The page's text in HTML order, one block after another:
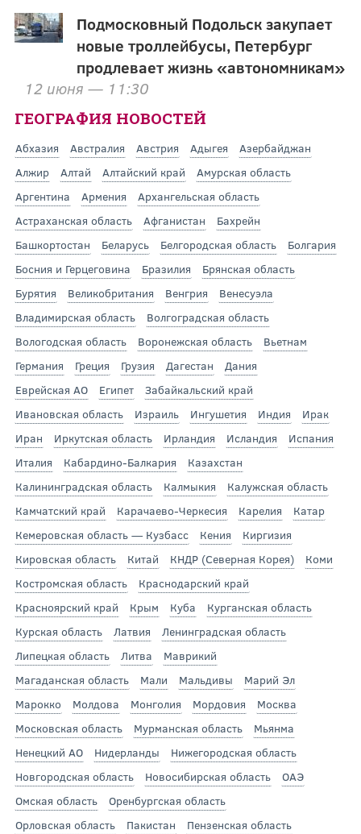
Подмосковный Подольск закупает
новые троллейбусы, Петербург
продлевает жизнь «автономникам»
12 июня — 11:30
ГЕОГРАФИЯ НОВОСТЕЙ
Абхазия Австралия Австрия Адыгея
Азербайджан
Алжир
Алтай Алтайский край
Амурская область
Аргентина
Армения
Архангельская область
Астраханская область
Афганистан
Бахрейн
Башкортостан
Беларусь Белгородская область
Болгария
Босния и Герцеговина
Бразилия
Брянская область
Бурятия
Великобритания Венгрия
Венесуэла
Владимирская область
Волгоградская область
Вологодская область
Воронежская область
Вьетнам
Германия
Греция Грузия Дагестан
Дания
Еврейская АО
Египет
Забайкальский край
Ивановская область
Израиль Ингушетия Индия
Ирак
Иран
Иркутская область Ирландия Исландия
Испания
Италия
Кабардино-Балкария
Казахстан
Калининградская область
Калмыкия
Калужская область
Камчатский край
Карачаево-Черкесия Карелия
Катар
Кемеровская область — Кузбасс
Кения
Киргизия
Кировская область
Китай КНДР (Северная Корея)
Коми
Костромская область
Краснодарский край
Красноярский край
Крым Куба
Курганская область
Курская область
Латвия
Ленинградская область
Липецкая область
Литва
Маврикий
Магаданская область
Мали Мальдивы
Марий Эл
Марокко
Молдова Монголия Мордовия
Москва
Московская область
Мурманская область
Мьянма
Ненецкий АО
Нидерланды
Нижегородская область
Новгородская область
Новосибирская область
ОАЭ
Омская область
Оренбургская область
Орловская область
Пакистан
Пензенская область